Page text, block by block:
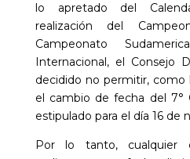
lo apretado del
realización del
Campeonato
Internacional, el Consejo
decidido no permitir,
el cambio de fecha del 7°
estipulado para el día 16 de
Por lo tanto, cualquier